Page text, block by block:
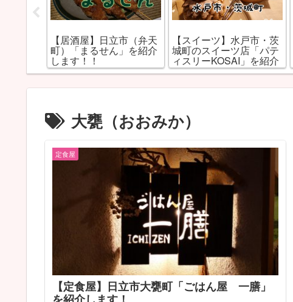
【居酒屋】日立市（弁天
町）「まるせん」を紹介
します！！
【スイーツ】水戸市・茨
城町のスイーツ店「パテ
ィスリーKOSAI」を紹介
します！
大甕（おおみか）
定食屋
【定食屋】日立市大甕町「ごはん屋 一膳」